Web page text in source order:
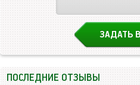
ЗАДАТЬ
ПОСЛЕДНИЕ ОТЗЫВЫ